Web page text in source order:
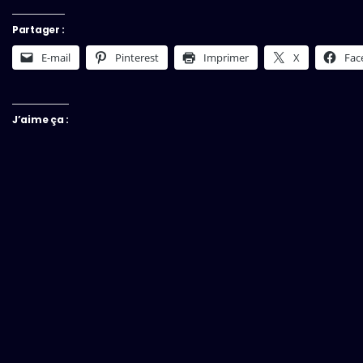
Partager :
E-mail Pinterest Imprimer X
J’aime ça :